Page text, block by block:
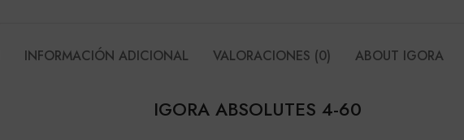
INFORMACIÓN ADICIONAL VALORACIONES (0) ABOUT IGORA
IGORA ABSOLUTES 4-60